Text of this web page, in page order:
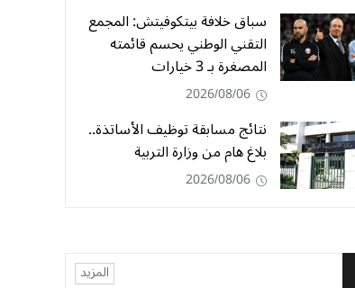
سباق خلافة بيتكوفيتش: المجمع
التقني الوطني يحسم قائمته
المصغرة بـ 3 خيارات
2026/08/06
نتائج مسابقة توظيف الأساتذة..
بلاغ هام من وزارة التربية
2026/08/06
المزيد